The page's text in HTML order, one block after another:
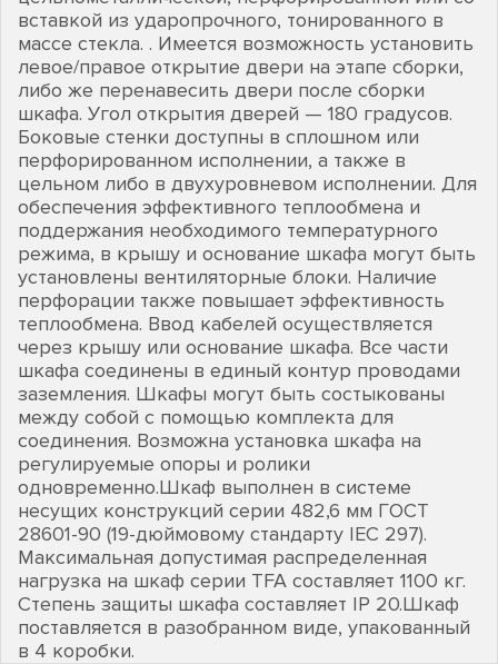
вставкой из ударопрочного, тонированного в
массе стекла. . Имеется возможность установить
левое/правое открытие двери на этапе сборки,
либо же перенавесить двери после сборки
шкафа. Угол открытия дверей — 180 градусов.
Боковые стенки доступны в сплошном или
перфорированном исполнении, а также в
цельном либо в двухуровневом исполнении. Для
обеспечения эффективного теплообмена и
поддержания необходимого температурного
режима, в крышу и основание шкафа могут быть
установлены вентиляторные блоки. Наличие
перфорации также повышает эффективность
теплообмена. Ввод кабелей осуществляется
через крышу или основание шкафа. Все части
шкафа соединены в единый контур проводами
заземления. Шкафы могут быть состыкованы
между собой с помощью комплекта для
соединения. Возможна установка шкафа на
регулируемые опоры и ролики
одновременно.Шкаф выполнен в системе
несущих конструкций серии 482,6 мм ГОСТ
28601-90 (19-дюймовому стандарту IEC 297).
Максимальная допустимая распределенная
нагрузка на шкаф серии TFA составляет 1100 кг.
Степень защиты шкафа составляет IP 20.Шкаф
поставляется в разобранном виде, упакованный
в 4 коробки.